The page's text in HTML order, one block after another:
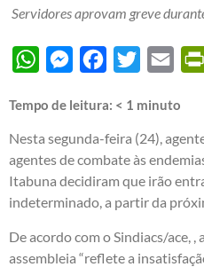
Servidores aprovam greve
WhatsAppMessengerFacebook
Twitter Email
Tempo de leitura: < 1 minuto
Nesta segunda-feira (24),
agentes de combate às
Itabuna decidiram que irão
indeterminado, a partir da
De acordo com o Sindiacs/ace, ,
assembleia “reflete a